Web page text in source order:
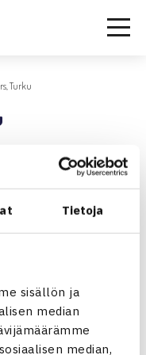
Tietoja
sisällön ja
median
median,
Turku
→